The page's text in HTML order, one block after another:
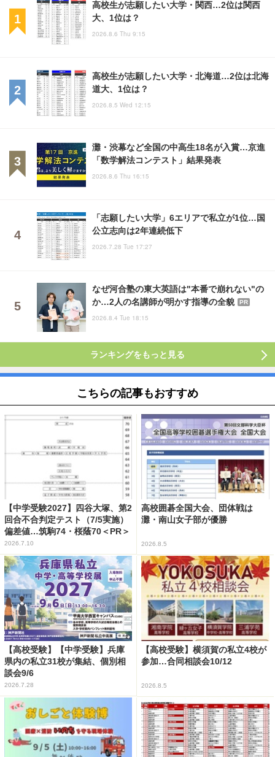
高校生が志願したい大学・関西…2位は関西
大、1位は？
2026.8.6 Thu 9:15
高校生が志願したい大学・北海道…2位は北海
道大、1位は？
2026.8.5 Wed 12:15
灘・渋幕など全国の中高生18名が入賞…京進
「数学解法コンテスト」結果発表
2026.8.6 Thu 16:15
「志願したい大学」6エリアで私立が1位…国
公立志向は2年連続低下
2026.7.28 Tue 17:27
なぜ河合塾の東大英語は"本番で崩れない"の
か…2人の名講師が明かす指導の全貌
PR
2026.8.4 Tue 18:15
ランキングをもっと見る
こちらの記事もおすすめ
【中学受験2027】四谷大塚、第2
回合不合判定テスト（7/5実施）
偏差値…筑駒74・桜蔭70＜PR＞
2026.7.10
高校囲碁全国大会、団体戦は
灘・南山女子部が優勝
2026.8.5
【高校受験】【中学受験】兵庫
県内の私立31校が集結、個別相
談会9/6
2026.7.28
【高校受験】横須賀の私立4校が
参加…合同相談会10/12
2026.8.5